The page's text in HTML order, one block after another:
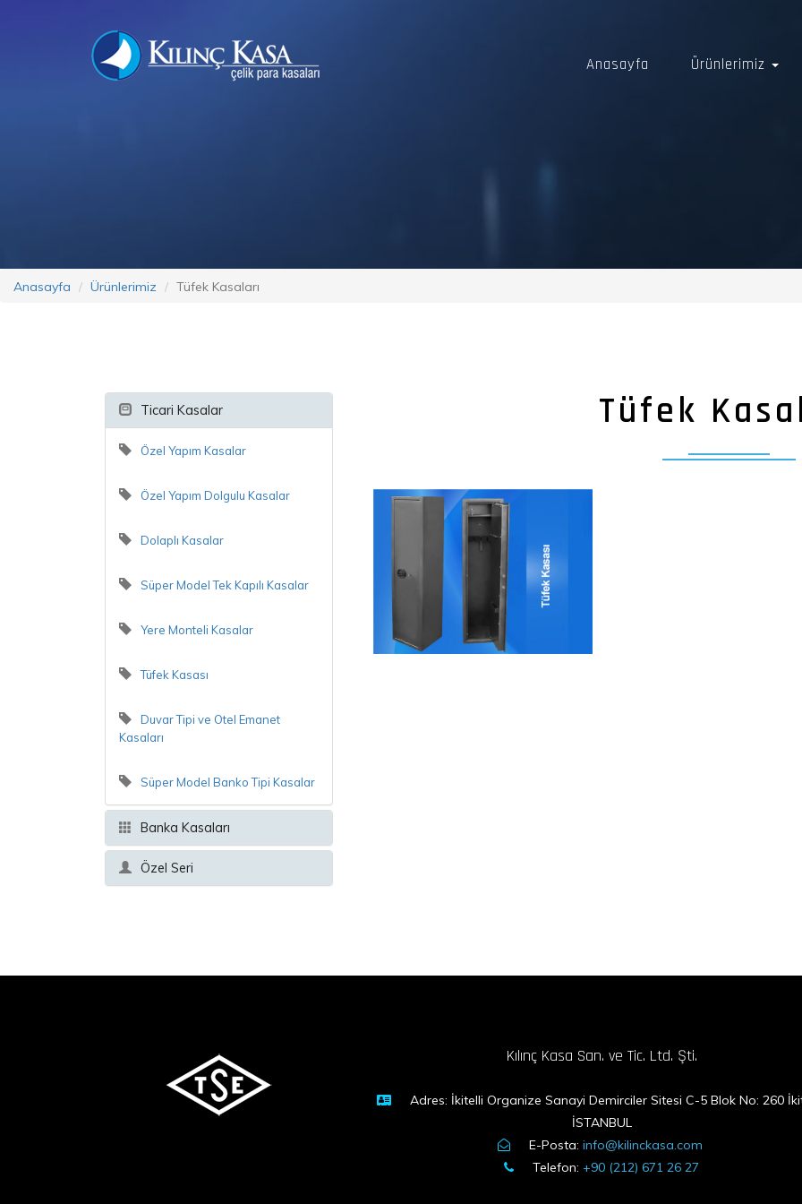
Anasayfa Ürünlerimiz
Anasayfa Ürünlerimiz Tüfek Kasaları
Ticari Kasalar
Özel Yapım Kasalar
Özel Yapım Dolgulu Kasalar
Dolaplı Kasalar
Süper Model Tek Kapılı Kasalar
Yere Monteli Kasalar
Tüfek Kasası
Duvar Tipi ve Otel Emanet
Kasaları
Süper Model Banko Tipi Kasalar
Banka Kasaları
Özel Seri
Tüfek
Kılınç Kasa San. ve Tic. Ltd. Şti.
Adres: İkitelli Organize Sanayi Demirciler Sitesi C-5 Blok No: 260
İSTANBUL
E-Posta: info@kilinckasa.com
Telefon: +90 (212) 671 26 27